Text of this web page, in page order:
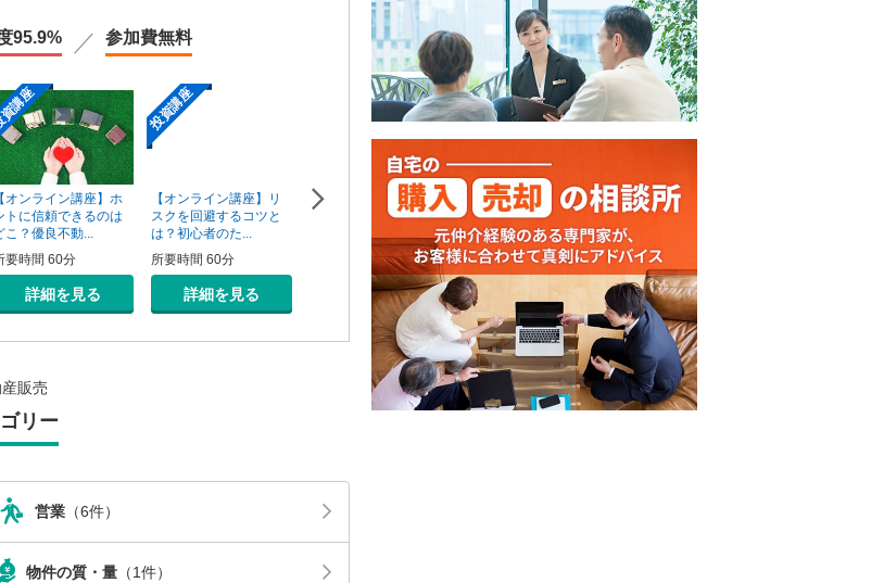
95.9% 参加費無料
講座
【オンライン講座】ホ
トに信頼できるのは
こ？優良不動...
要時間 60分
詳細を見る
投資講座
【オンライン講座】リ
スクを回避するコツと
は？初心者のた...
所要時間 60分
詳細を見る
【オンライン講座】投
資用不動産の売り時・
所要時間 60分
詳細を見る
投資講座
【オンライン講座】次
の一手はどうすべき？
投資用不動産の...
所要時間 60分
詳細を見る
投資講座
【オンライン講座】購
入から運用・売却まで
の流れを解説！...
所要時間 60分
詳細を見る
販売
リー
営業 （6件）
物件の質・量 （1件）